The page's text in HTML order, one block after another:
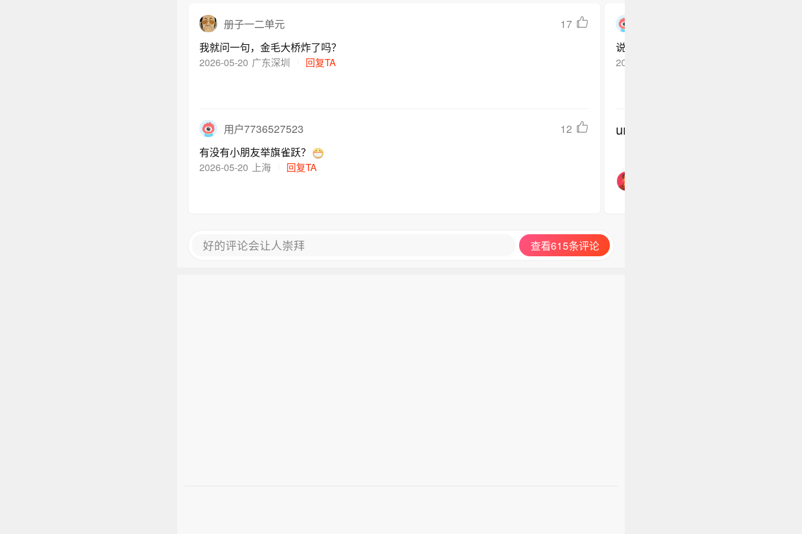
册子一二单元
17
我就问一句，金毛大桥炸了吗？
2026-05-20 广东深圳 回复TA
用户7736527523
12
有没有小朋友举旗雀跃？
2026-05-20 上海 回复TA
说点大家不知道的
2026-05-20
undefined
好的评论会让人崇拜 查看615条评论